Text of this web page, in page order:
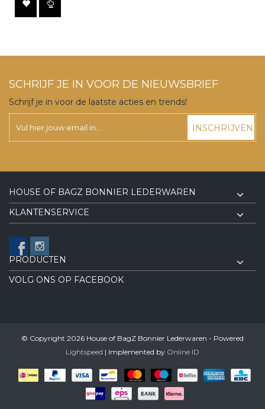
SCHRIJF JE IN VOOR DE NIEUWSBRIEF
Schrijf je in voor de laatste acties en trends!
INSCHRIJVEN
HOUSE OF BAGZ BONNIER LEDERWAREN
KLANTENSERVICE
PRODUCTEN
VOLG ONS OP FACEBOOK
© Copyright 2026 House of BagZ Bonnier Lederwaren - Powered
Lightspeed | Implemented by Online ID